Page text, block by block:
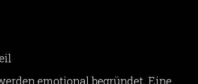
emotional begründet. Eine